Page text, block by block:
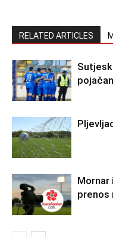
RELATED ARTICLES
Mornar
prenos